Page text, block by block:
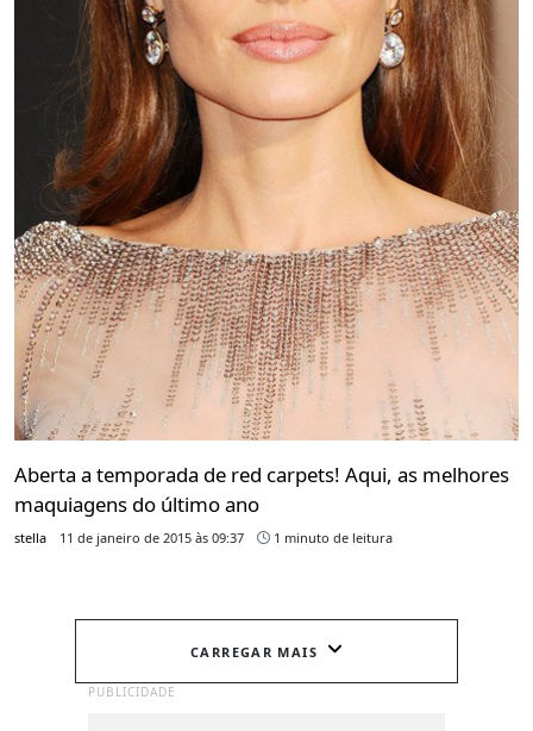
Aberta a temporada de red carpets! Aqui, as melhores
maquiagens do último ano
stella 11 de janeiro de 2015 às 09:37 1 minuto de leitura
CARREGAR MAIS
PUBLICIDADE